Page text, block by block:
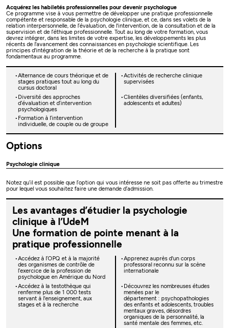
Acquérez les habiletés professionnelles pour devenir psychologue
Ce programme vise à vous permettre de développer une pratique professionnelle
compétente et responsable de la psychologie clinique, et ce, dans ses volets de la
relation interpersonnelle, de l’évaluation, de l'intervention, de la consultation et de la
supervision et de l’éthique professionnelle. Tout au long de votre formation, vous
devrez intégrer, dans les limites de votre expertise, les développements les plus
récents de l'avancement des connaissances en psychologie scientifique. Les
principes d'intégration de la théorie et de la recherche à la pratique sont
fondamentaux au programme.
Alternance de cours théorique et de
stages pratiques tout au long du
cursus doctoral
Activités de recherche clinique
supervisées
Diversité des approches
d’évaluation et d’intervention
psychologiques
Clientèles diversifiées (enfants,
adolescents et adultes)
Formation à l’intervention
individuelle, de couple ou de groupe
Options
Psychologie clinique
Notez qu’il est possible que l’option qui vous intéresse ne soit pas offerte au trimestre
pour lequel vous souhaitez faire une demande d’admission.
Les avantages d’étudier la psychologie
clinique à l’UdeM
Une formation de pointe menant à la
pratique professionnelle
Accédez à l’OPQ et à la majorité
des organismes de contrôle de
l’exercice de la profession de
psychologue en Amérique du Nord
Apprenez auprès d'un corps
professoral reconnu sur la scène
internationale
Accédez à la testothèque qui
renferme plus de 1 000 tests
servant à l'enseignement, aux
stages et à la recherche
Découvrez les nombreuses études
menées par le
département : psychopathologies
des enfants et adolescents, troubles
mentaux graves, désordres
organiques de la personnalité, la
santé mentale des femmes, etc.